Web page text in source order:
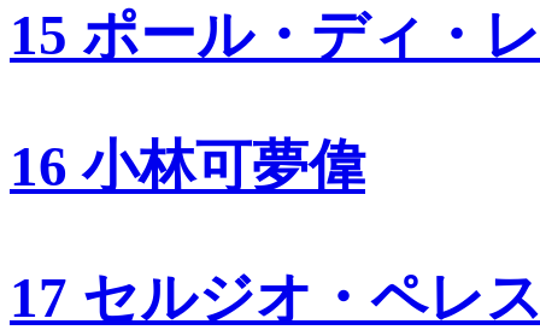
15 ポール・ディ・
16 小林可夢偉
17 セルジオ・ペレ